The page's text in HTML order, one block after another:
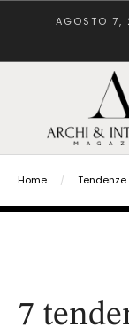
AGOSTO 7,
Home / Tendenze
7